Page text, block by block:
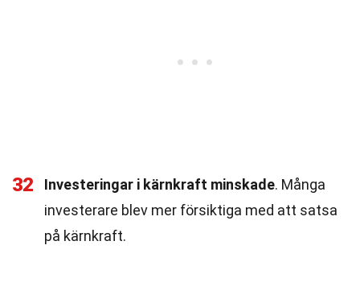
32 Investeringar i kärnkraft minskade. Många
investerare blev mer försiktiga med att satsa
på kärnkraft.